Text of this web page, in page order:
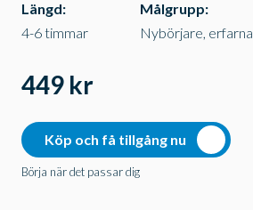
Längd:
4-6 timmar
Målgrupp:
Nybörjare, erfarna
449 kr
Köp och få tillgång nu
Börja när det passar dig